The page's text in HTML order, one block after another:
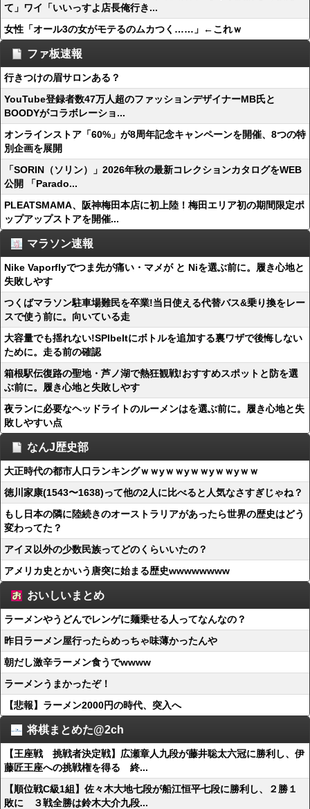
て」ワイ「いいっすよ店長俺行き...
女性「オール3の女がモテるのムカつく……」←これｗ
ファ板速報
行きつけの眉サロンある？
YouTube登録者数47万人超のファッションデザイナーMB氏と
BOODYがコラボレーショ...
オンラインストア「60%」が8周年記念キャンペーンを開催、8つの特
別企画を展開
「SORIN（ソリン）」2026年秋の最新コレクションカタログをWEB
公開 「Parado...
PLEATSMAMA、阪神梅田本店に初上陸！梅田エリア初の期間限定ポ
ップアップストアを開催...
マラソン速報
Nike Vaporflyでつま先が痛い・マメが と Niを選ぶ前に。履き心地と
失敗しやす
つくばマラソン駐車場難民を卒業!当日使える代替バス&乗り換をレー
スで使う前に。向いている走
大容量でも揺れない!SPIbeltにボトルを追加する裏ワザで後悔しない
ために。走る前の確認
箱根駅伝復路の聖地・芦ノ湖で熱狂観戦!おすすめスポットと防を選
ぶ前に。履き心地と失敗しやす
夜ランに必要なヘッドライトのルーメンはを選ぶ前に。履き心地と失
敗しやすい点
なんJ歴史部
大正時代の都市人口ランキングｗｗyｗｗyｗｗyｗｗyｗｗ
徳川家康(1543〜1638)って他の2人に比べると人気なさすぎじゃね？
もし日本の隣に陸続きのオーストラリアがあったら世界の歴史はどう
変わってた？
アイヌ以外の少数民族ってどのくらいいたの？
アメリカ史とかいう唐突に始まる歴史wwwwwwww
おいしいまとめ
ラーメンやうどんでレンゲに麺乗せる人ってなんなの？
昨日ラーメン屋行ったらめっちゃ味薄かったんや
朝だし激辛ラーメン食うでwwww
ラーメンうまかったぞ！
【悲報】ラーメン2000円の時代、突入へ
将棋まとめた@2ch
【王座戦 挑戦者決定戦】広瀬章人九段が藤井聡太六冠に勝利し、伊
藤匠王座への挑戦権を得る 終...
【順位戦C級1組】佐々木大地七段が船江恒平七段に勝利し、２勝１
敗に ３戦全勝は鈴木大介九段...